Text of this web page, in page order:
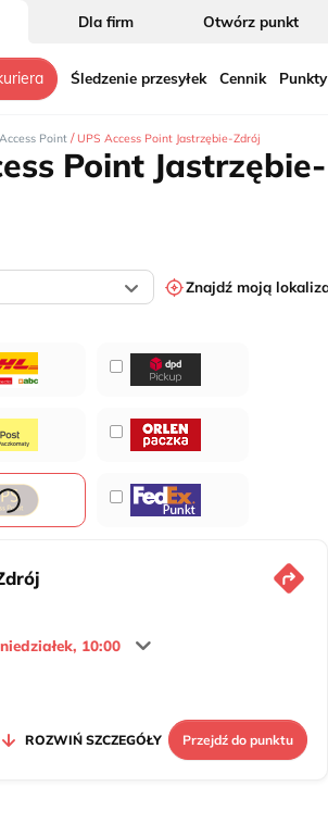
Dla firm Otwórz punkt
Śledzenie przesyłek Cennik
Point / UPS Access Point Jastrzębie-Zdrój
Point Jastrzębie-
Znajdź moją
10:00
ROZWIŃ SZCZEGÓŁY Przejdź do punktu